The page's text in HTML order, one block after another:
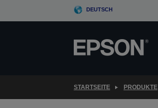
DEUTSCH
STARTSEITE PRODUKTE